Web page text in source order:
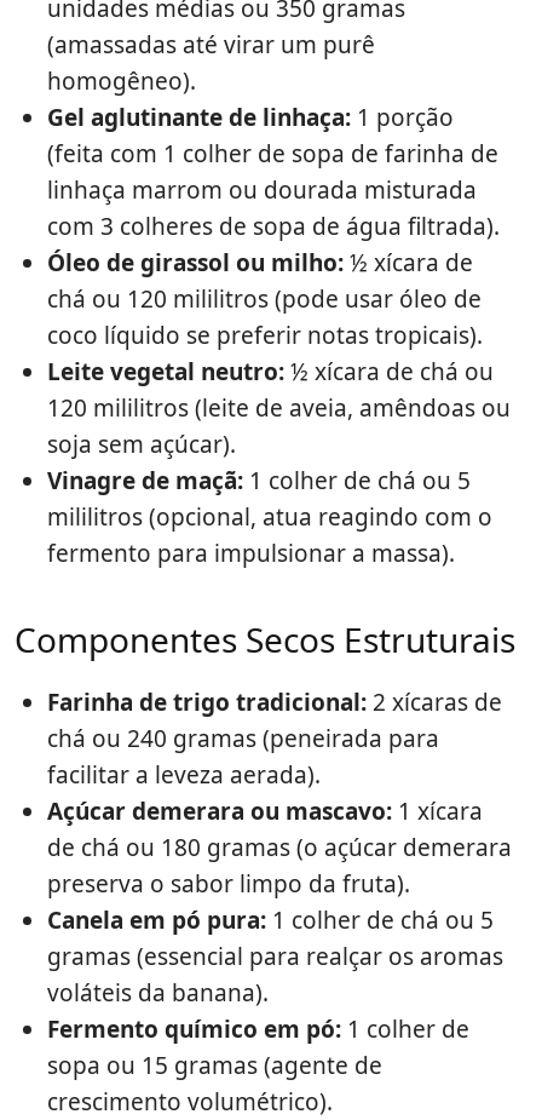
unidades médias ou 350 gramas
(amassadas até virar um purê
homogêneo).
Gel aglutinante de linhaça: 1 porção
(feita com 1 colher de sopa de farinha de
linhaça marrom ou dourada misturada
com 3 colheres de sopa de água filtrada).
Óleo de girassol ou milho:½ xícara de
chá ou 120 mililitros (pode usar óleo de
coco líquido se preferir notas tropicais).
Leite vegetal neutro:½ xícara de chá ou
120 mililitros (leite de aveia, amêndoas ou
soja sem açúcar).
Vinagre de maçã: 1 colher de chá ou 5
mililitros (opcional, atua reagindo com o
fermento para impulsionar a massa).
Componentes Secos Estruturais
Farinha de trigo tradicional: 2 xícaras de
chá ou 240 gramas (peneirada para
facilitar a leveza aerada).
Açúcar demerara ou mascavo: 1 xícara
de chá ou 180 gramas (o açúcar demerara
preserva o sabor limpo da fruta).
Canela em pó pura: 1 colher de chá ou 5
gramas (essencial para realçar os aromas
voláteis da banana).
Fermento químico em pó: 1 colher de
sopa ou 15 gramas (agente de
crescimento volumétrico).